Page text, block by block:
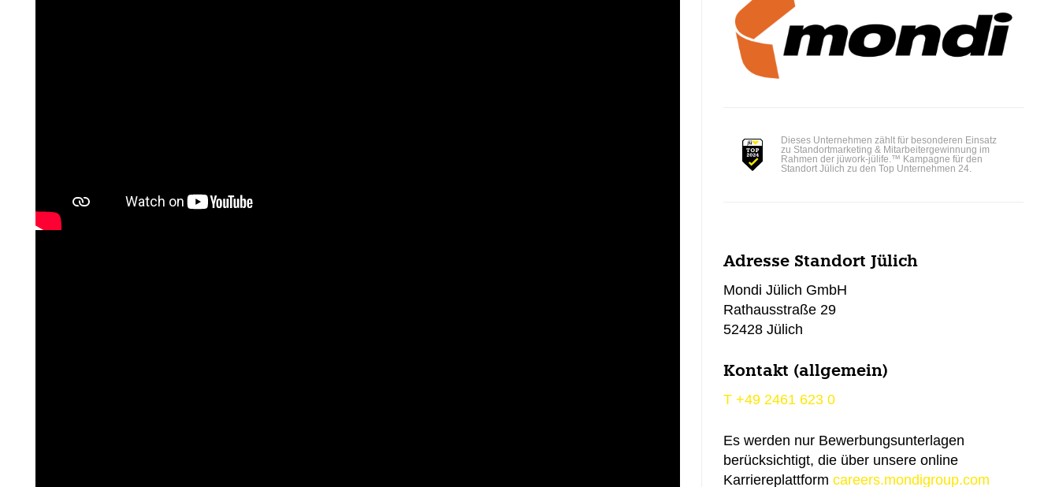
Dieses Unternehmen zählt für besonderen Einsatz
zu Standortmarketing & Mitarbeitergewinnung im
Rahmen der jüwork-jülife.™ Kampagne für den
Standort Jülich zu den Top Unternehmen 24.
Adresse Standort Jülich
Mondi Jülich GmbH
Rathausstraße 29
52428 Jülich
Kontakt (allgemein)
T +49 2461 623 0
Es werden nur Bewerbungsunterlagen
berücksichtigt, die über unsere online
Karriereplattform careers.mondigroup.com